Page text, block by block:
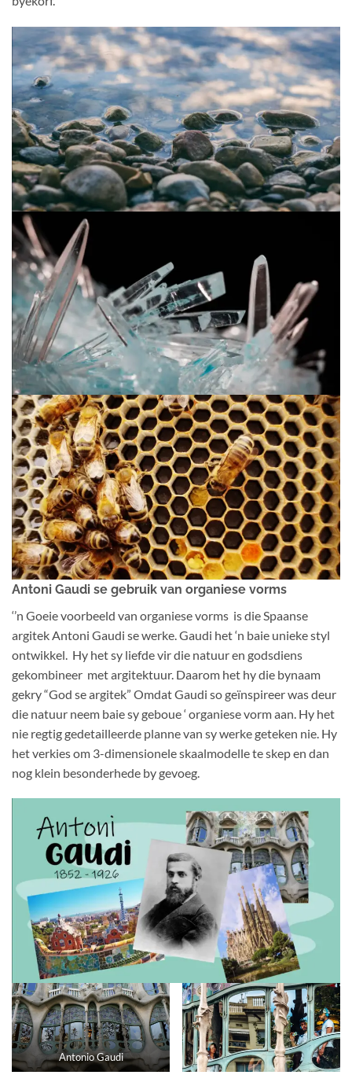
Antoni Gaudi se gebruik van organiese vorms
‘’n Goeie voorbeeld van organiese vorms is die Spaanse
argitek Antoni Gaudi se werke. Gaudi het ‘n baie unieke styl
ontwikkel. Hy het sy liefde vir die natuur en godsdiens
gekombineer met argitektuur. Daarom het hy die bynaam
gekry “God se argitek” Omdat Gaudi so geïnspireer was deur
die natuur neem baie sy geboue ‘ organiese vorm aan. Hy het
nie regtig gedetailleerde planne van sy werke geteken nie. Hy
het verkies om 3-dimensionele skaalmodelle te skep en dan
nog klein besonderhede by gevoeg.
Antonio Gaudi